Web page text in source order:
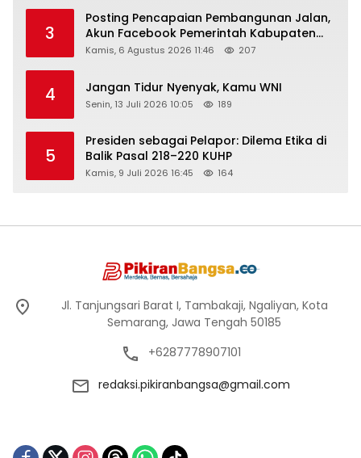
3
Posting Pencapaian Pembangunan Jalan,
Akun Facebook Pemerintah Kabupaten
Rembang “Dirujak” Warganet
Kamis, 6 Agustus 2026 11:46 207
4 Jangan Tidur Nyenyak, Kamu WNI
Senin, 13 Juli 2026 10:05 189
5
Presiden sebagai Pelapor: Dilema Etika di
Balik Pasal 218–220 KUHP
Kamis, 9 Juli 2026 16:45 164
Jl. Tanjungsari Barat I, Tambakaji, Ngaliyan, Kota
Semarang, Jawa Tengah 50185
+6287778907101
redaksi.pikiranbangsa@gmail.com